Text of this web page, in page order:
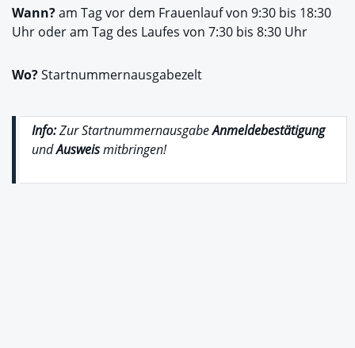
Wann?am Tag vor dem Frauenlauf von 9:30 bis 18:30
Uhr oder am Tag des Laufes von 7:30 bis 8:30 Uhr
Wo?Startnummernausgabezelt
Info:Zur StartnummernausgabeAnmeldebestätigung
undAusweismitbringen!